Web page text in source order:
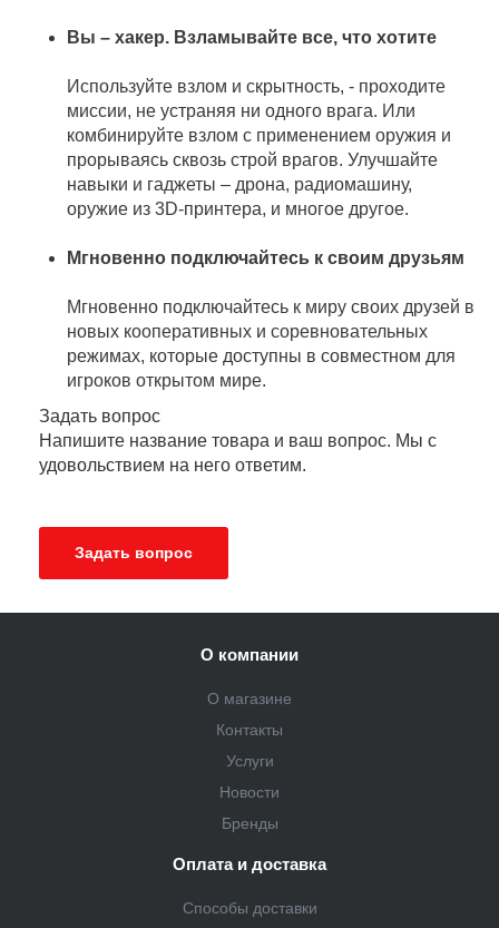
Вы – хакер. Взламывайте все, что хотите
Используйте взлом и скрытность, - проходите
миссии, не устраняя ни одного врага. Или
комбинируйте взлом с применением оружия и
прорываясь сквозь строй врагов. Улучшайте
навыки и гаджеты – дрона, радиомашину,
оружие из 3D-принтера, и многое другое.
Мгновенно подключайтесь к своим друзьям
Мгновенно подключайтесь к миру своих друзей в
новых кооперативных и соревновательных
режимах, которые доступны в совместном для
игроков открытом мире.
Задать вопрос
Напишите название товара и ваш вопрос. Мы с
удовольствием на него ответим.
Задать вопрос
О компании
О магазине
Контакты
Услуги
Новости
Бренды
Оплата и доставка
Способы доставки